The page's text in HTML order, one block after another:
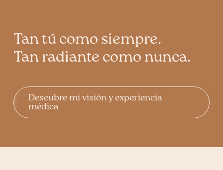
Tan tú como siempre.
Tan radiante como nunca.
Descubre mi visión y experiencia
médica